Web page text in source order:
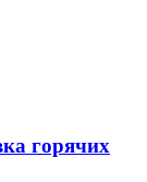
горячих